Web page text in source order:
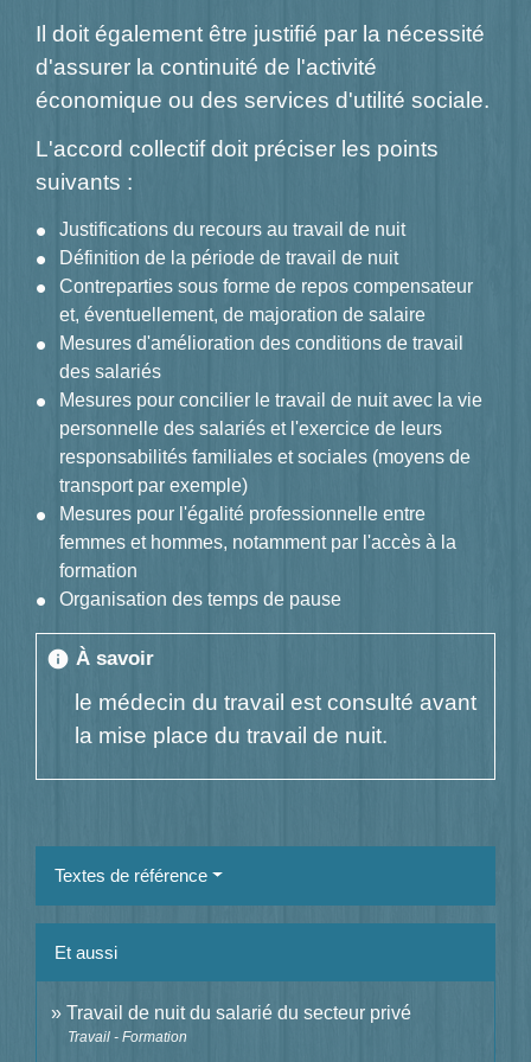
Il doit également être justifié par la nécessité
d'assurer la continuité de l'activité
économique ou des services d'utilité sociale.
L'accord collectif doit préciser les points
suivants :
Justifications du recours au travail de nuit
Définition de la période de travail de nuit
Contreparties sous forme de repos compensateur
et, éventuellement, de majoration de salaire
Mesures d'amélioration des conditions de travail
des salariés
Mesures pour concilier le travail de nuit avec la vie
personnelle des salariés et l'exercice de leurs
responsabilités familiales et sociales (moyens de
transport par exemple)
Mesures pour l'égalité professionnelle entre
femmes et hommes, notamment par l'accès à la
formation
Organisation des temps de pause
info À savoir
le médecin du travail est consulté avant
la mise place du travail de nuit.
Textes de référence
Et aussi
Travail de nuit du salarié du secteur privé
Travail - Formation